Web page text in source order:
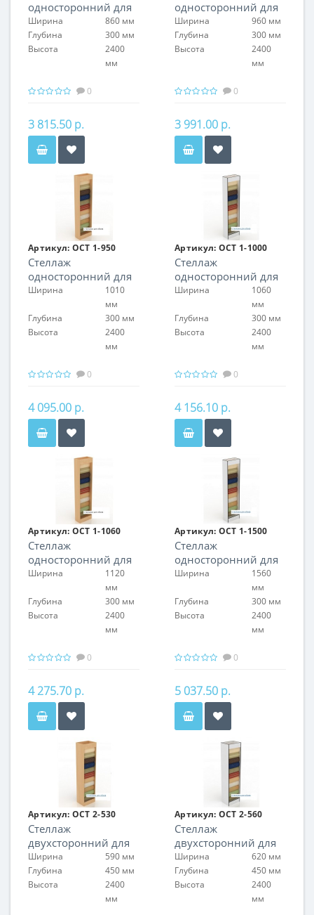
односторонний для
обоев
Ширина
860 мм
Глубина
300 мм
Высота
2400
мм
0
3 815.50 р.
односторонний для
обоев
Ширина
960 мм
Глубина
300 мм
Высота
2400
мм
0
3 991.00 р.
Артикул: ОСТ 1-950
Стеллаж
односторонний для
обоев
Ширина
1010
мм
Глубина
300 мм
Высота
2400
мм
0
4 095.00 р.
Артикул: ОСТ 1-1000
Стеллаж
односторонний для
обоев
Ширина
1060
мм
Глубина
300 мм
Высота
2400
мм
0
4 156.10 р.
Артикул: ОСТ 1-1060
Стеллаж
односторонний для
обоев
Ширина
1120
мм
Глубина
300 мм
Высота
2400
мм
0
4 275.70 р.
Артикул: ОСТ 1-1500
Стеллаж
односторонний для
обоев
Ширина
1560
мм
Глубина
300 мм
Высота
2400
мм
0
5 037.50 р.
Артикул: ОСТ 2-530
Стеллаж
двухсторонний для
обоев
Ширина
590 мм
Глубина
450 мм
Высота
2400
мм
Артикул: ОСТ 2-560
Стеллаж
двухсторонний для
обоев
Ширина
620 мм
Глубина
450 мм
Высота
2400
мм